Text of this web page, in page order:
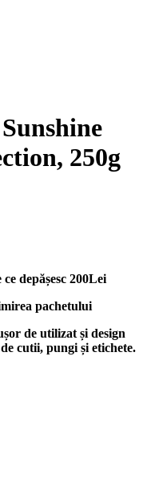
250g
depășesc 200Lei
pachetului
de utilizat și design
cutii, pungi și etichete.